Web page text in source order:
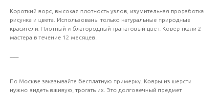
Короткий ворс, высокая плотность узлов, изумительная проработка
рисунка и цвета. Использованы только натуральные природные
красители. Плотный и благородный гранатовый цвет. Ковёр ткали 2
мастера в течение 12 месяцев.
По Москве заказывайте бесплатную примерку. Ковры из шерсти
нужно видеть вживую, трогать их. Это долговечный предмет